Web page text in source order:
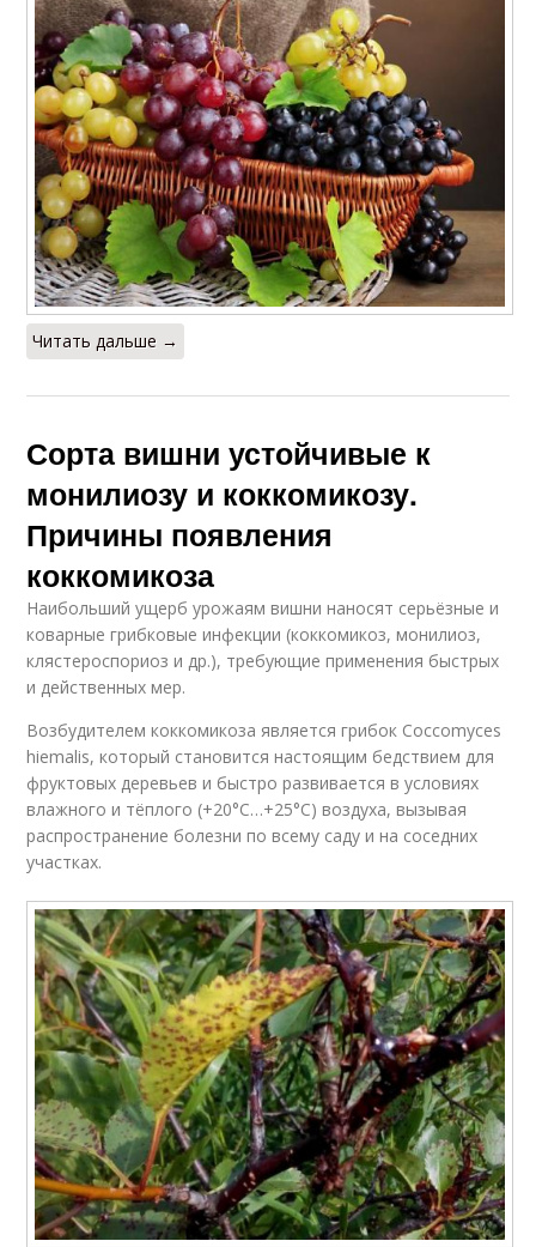
Читать дальше →
Сорта вишни устойчивые к
монилиозу и коккомикозу.
Причины появления
коккомикоза
Наибольший ущерб урожаям вишни наносят серьёзные и
коварные грибковые инфекции (коккомикоз, монилиоз,
клястероспориоз и др.), требующие применения быстрых
и действенных мер.
Возбудителем коккомикоза является грибок Coccomyces
hiemalis, который становится настоящим бедствием для
фруктовых деревьев и быстро развивается в условиях
влажного и тёплого (+20°С…+25°С) воздуха, вызывая
распространение болезни по всему саду и на соседних
участках.